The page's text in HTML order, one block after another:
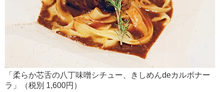
「柔らか芯舌の八丁味噌シチュー、きしめんdeカルボナー
ラ」（税別 1,600円）